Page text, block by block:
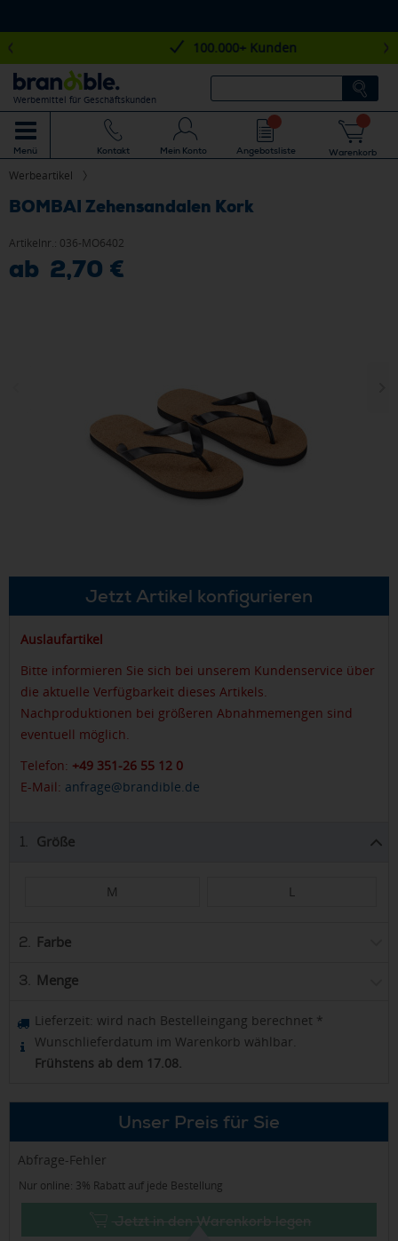
100.000+ Kunden
Werbemittel für Geschäftskunden
Menü Kontakt Mein Konto Angebotsliste Warenkorb
Werbeartikel
BOMBAI Zehensandalen Kork
Artikelnr.: 036-MO6402
ab 2,70 €
Jetzt Artikel konfigurieren
Auslaufartikel
Bitte informieren Sie sich bei unserem Kundenservice über
die aktuelle Verfügbarkeit dieses Artikels.
Nachproduktionen bei größeren Abnahmemengen sind
eventuell möglich.
Telefon: +49 351-26 55 12 0
E-Mail: anfrage@brandible.de
1. Größe
M L
2. Farbe
3. Menge
Lieferzeit: wird nach Bestelleingang berechnet *
Wunschlieferdatum im Warenkorb wählbar.
Frühstens ab dem 17.08.
Unser Preis für Sie
Abfrage-Fehler
Nur online: 3% Rabatt auf jede Bestellung
Jetzt in den Warenkorb legen